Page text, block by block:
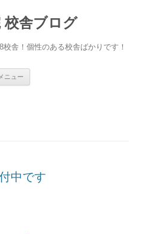
校舎ブログ
舎！個性のある校舎ばかりです！
メニュー
中です